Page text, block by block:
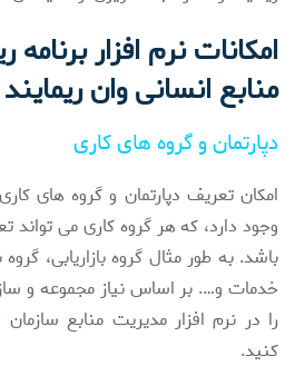
امکانات نرم افزار
منابع انسانی وان ریمایند
دپارتمان و گروه های کاری
وجود دارد، که هر گروه کاری می تواند
باشد.به طور مثال گروه بازاریابی،
خدمات و…. بر اساس نیاز مجموعه و
را در نرم افزار مدیریت منابع
کنید.